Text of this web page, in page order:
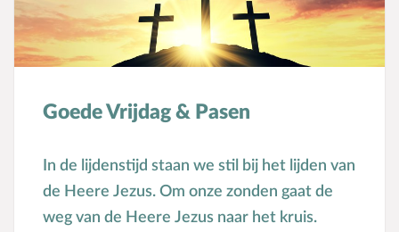
Goede Vrijdag & Pasen
In de lijdenstijd staan we stil bij het lijden van
de Heere Jezus. Om onze zonden gaat de
weg van de Heere Jezus naar het kruis.